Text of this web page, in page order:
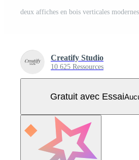
Creatify Studio
10 625 Ressources
Gratuit avec Essai